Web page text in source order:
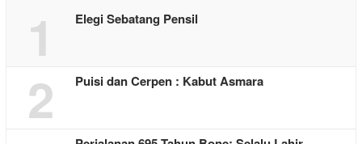
1 Elegi Sebatang Pensil
2 Puisi dan Cerpen : Kabut Asmara